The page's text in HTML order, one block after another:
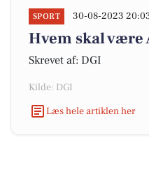
SPORT 30-08-2023
Hvem skal
Skrevet af: DGI
Kilde: DGI
Læs hele artiklen her